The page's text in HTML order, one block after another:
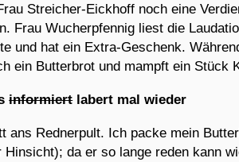
Streicher-Eickhoff noch eine
Frau Wucherpfennig liest die
und hat ein Extra-Geschenk.
ein Butterbrot und mampft ein Stück
informiertlabert mal wieder
ans Rednerpult. Ich packe mein
Hinsicht); da er so lange reden kann